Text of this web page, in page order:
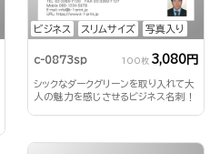
ビジネス スリムサイズ 写真入り
c-0873sp 100枚 3,080円
シックなダークグリーンを取り入れて大
人の魅力を感じさせるビジネス名刺！